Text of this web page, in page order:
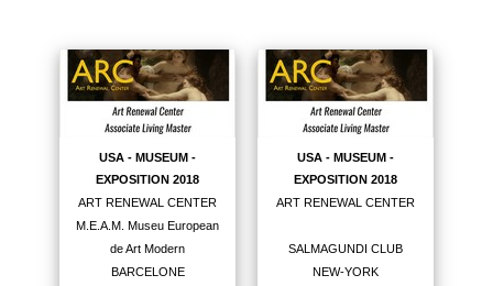
USA - MUSEUM -
EXPOSITION 2018
ART RENEWAL CENTER
M.E.A.M. Museu European
de Art Modern
BARCELONE
USA - MUSEUM -
EXPOSITION 2018
ART RENEWAL CENTER
SALMAGUNDI CLUB
NEW-YORK